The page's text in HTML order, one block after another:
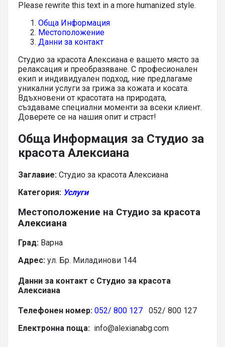
Please rewrite this text in a more humanized style.
Обща Информация
Местоположение
Данни за контакт
Студио за красота Алексиана е вашето място за
релаксация и преобразяване. С професионален
екип и индивидуален подход, ние предлагаме
уникални услуги за грижа за кожата и косата.
Вдъхновени от красотата на природата,
създаваме специални моменти за всеки клиент.
Доверете се на нашия опит и страст!
Обща Информация за Студио за
красота Алексиана
Заглавие: Студио за красота Алексиана
Категория: Услуги
Местоположение на Студио за красота
Алексиана
Град: Варна
Адрес: ул. Бр. Миладинови 144
Данни за контакт с Студио за красота
Алексиана
Телефонен номер: 052/ 800 127 052/ 800 127
Електронна поща: info@alexianabg.com